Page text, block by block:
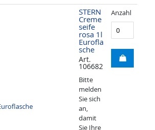
STERN
Creme
seife
rosa 1l
Eurofla
sche
Art.
106682
Bitte
melden
Sie sich
an,
damit
Sie Ihre
Anzahl